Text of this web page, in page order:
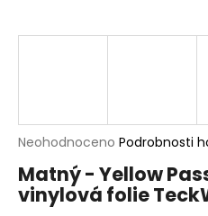
Průměrné
produktu
je
Neohodnoceno Podrobnosti
Matný - Yellow
vinylová folie
j
?